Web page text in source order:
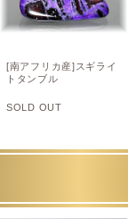
[南アフリカ産]スギライ
トタンブル
SOLD OUT